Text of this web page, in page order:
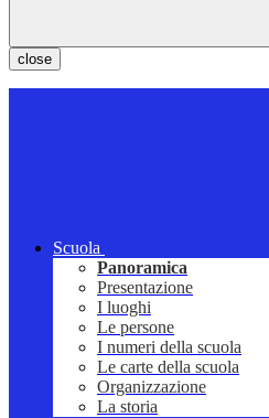
close
Scuola
Panoramica
Presentazione
I luoghi
Le persone
I numeri della scuola
Le carte della scuola
Organizzazione
La storia